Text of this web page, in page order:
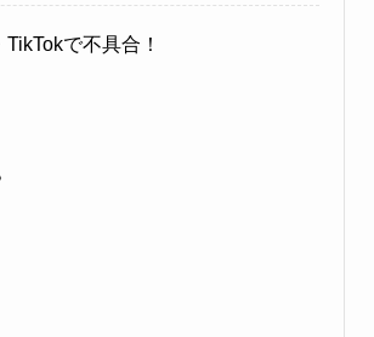
で不具合！